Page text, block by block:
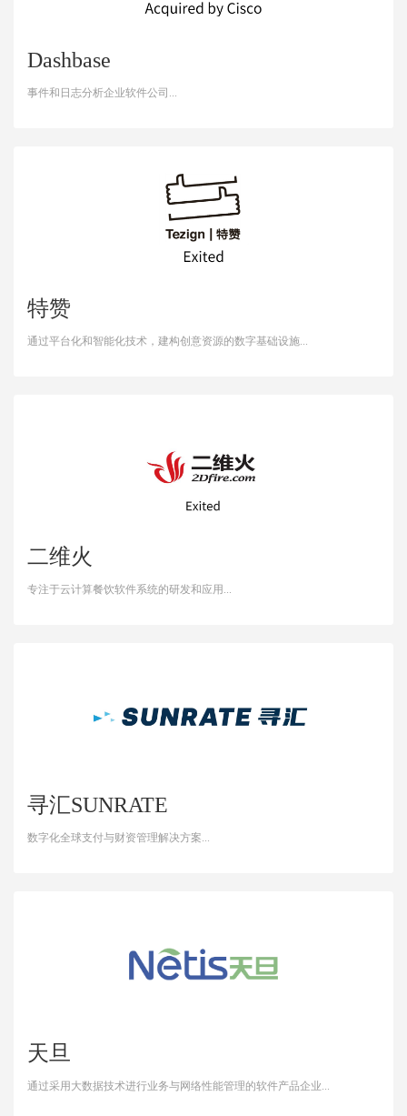
Dashbase
事件和日志分析企业软件公司...
特赞
通过平台化和智能化技术，建构创意资源的数字基础设施...
二维火
专注于云计算餐饮软件系统的研发和应用...
寻汇SUNRATE
数字化全球支付与财资管理解决方案...
天旦
通过采用大数据技术进行业务与网络性能管理的软件产品企业...